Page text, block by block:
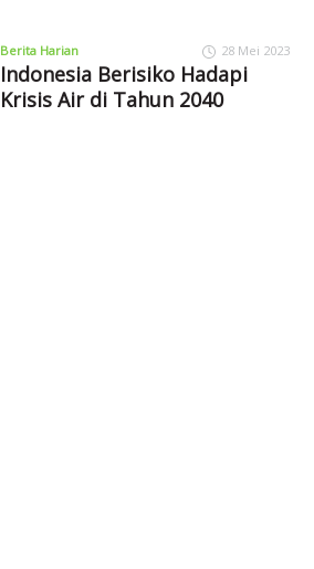
Berita Harian 28 Mei 2023
Indonesia Berisiko Hadapi
Krisis Air di Tahun 2040